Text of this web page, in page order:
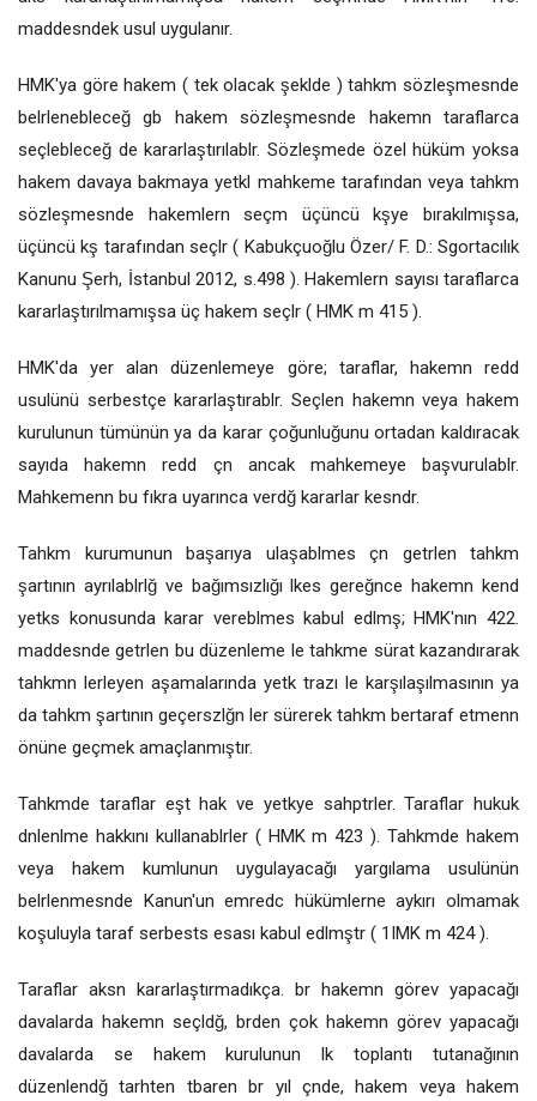
maddesndek usul uygulanır.
HMK'ya göre hakem ( tek olacak şeklde ) tahkm sözleşmesnde
belrlenebleceğ gb hakem sözleşmesnde hakemn taraflarca
seçlebleceğ de kararlaştırılablr. Sözleşmede özel hüküm yoksa
hakem davaya bakmaya yetkl mahkeme tarafından veya tahkm
sözleşmesnde hakemlern seçm üçüncü kşye bırakılmışsa,
üçüncü kş tarafından seçlr ( Kabukçuoğlu Özer/ F. D.: Sgortacılık
Kanunu Şerh, İstanbul 2012, s.498 ). Hakemlern sayısı taraflarca
kararlaştırılmamışsa üç hakem seçlr ( HMK m 415 ).
HMK'da yer alan düzenlemeye göre; taraflar, hakemn redd
usulünü serbestçe kararlaştırablr. Seçlen hakemn veya hakem
kurulunun tümünün ya da karar çoğunluğunu ortadan kaldıracak
sayıda hakemn redd çn ancak mahkemeye başvurulablr.
Mahkemenn bu fıkra uyarınca verdğ kararlar kesndr.
Tahkm kurumunun başarıya ulaşablmes çn getrlen tahkm
şartının ayrılablrlğ ve bağımsızlığı lkes gereğnce hakemn kend
yetks konusunda karar vereblmes kabul edlmş; HMK'nın 422.
maddesnde getrlen bu düzenleme le tahkme sürat kazandırarak
tahkmn lerleyen aşamalarında yetk trazı le karşılaşılmasının ya
da tahkm şartının geçerszlğn ler sürerek tahkm bertaraf etmenn
önüne geçmek amaçlanmıştır.
Tahkmde taraflar eşt hak ve yetkye sahptrler. Taraflar hukuk
dnlenlme hakkını kullanablrler ( HMK m 423 ). Tahkmde hakem
veya hakem kumlunun uygulayacağı yargılama usulünün
belrlenmesnde Kanun'un emredc hükümlerne aykırı olmamak
koşuluyla taraf serbests esası kabul edlmştr ( 1IMK m 424 ).
Taraflar aksn kararlaştırmadıkça. br hakemn görev yapacağı
davalarda hakemn seçldğ, brden çok hakemn görev yapacağı
davalarda se hakem kurulunun lk toplantı tutanağının
düzenlendğ tarhten tbaren br yıl çnde, hakem veya hakem